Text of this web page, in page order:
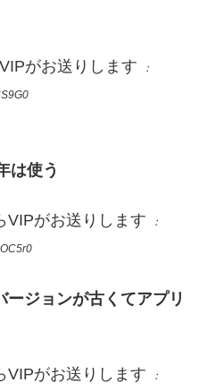
がお送りします ：
は使う
VIPがお送りします ：
ジョンが古くてアプリ
VIPがお送りします ：